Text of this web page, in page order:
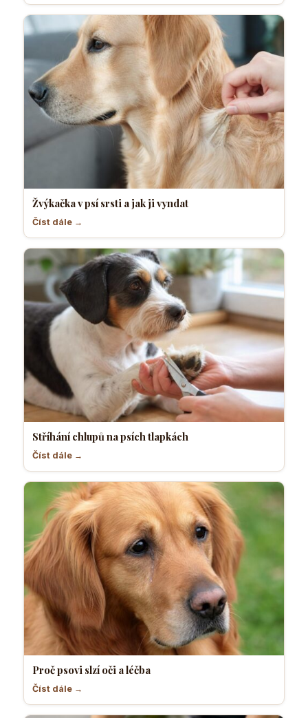
Žvýkačka v psí srsti a jak ji vyndat
Číst dále →
Stříhání chlupů na psích tlapkách
Číst dále →
Proč psovi slzí oči a léčba
Číst dále →